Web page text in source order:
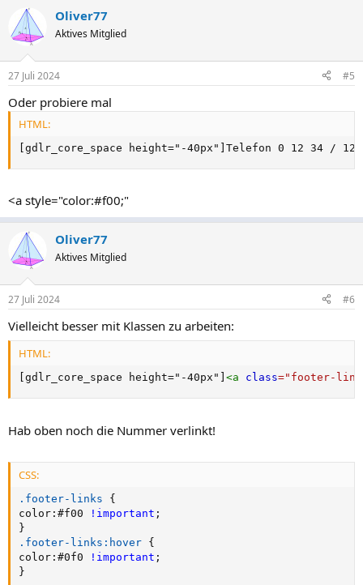
Oliver77
Aktives Mitglied
27 Juli 2024 #5
Oder probiere mal
HTML:
[gdlr_core_space height="-40px"]Telefon 0 12 34 /
<a style="color:#f00;"
Oliver77
Aktives Mitglied
27 Juli 2024 #6
Vielleicht besser mit Klassen zu arbeiten:
HTML:
[gdlr_core_space height="-40px"] <a class=" footer-
Hab oben noch die Nummer verlinkt!
CSS:
.footer-links
{
color : #f00 !important ;
}
.footer-links:hover {
color : #0f0 !important ;
}